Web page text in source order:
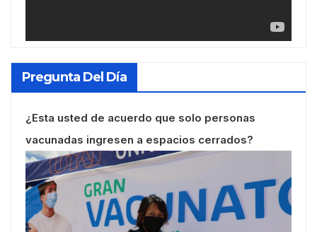
Pregunta Del Día
¿Esta usted de acuerdo que solo personas
vacunadas ingresen a espacios cerrados?